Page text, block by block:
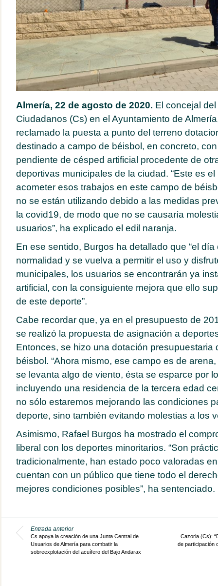
Almería, 22 de agosto de 2020. El concejal
Ciudadanos (Cs) en el Ayuntamiento de
reclamado la puesta a punto del terreno
destinado a campo de béisbol, en concreto,
pendiente de césped artificial procedente de
deportivas municipales de la ciudad. “Este es
acometer esos trabajos en este campo de
no se están utilizando debido a las medidas
la covid19, de modo que no se causaría
usuarios”, ha explicado el edil naranja.
En ese sentido, Burgos ha detallado que “el
normalidad y se vuelva a permitir el uso y
municipales, los usuarios se encontrarán ya
artificial, con la consiguiente mejora que ello
de este deporte”.
Cabe recordar que, ya en el presupuesto de
se realizó la propuesta de asignación a
Entonces, se hizo una dotación presupuestaria
béisbol. “Ahora mismo, ese campo es de
se levanta algo de viento, ésta se esparce por
incluyendo una residencia de la tercera edad
no sólo estaremos mejorando las condiciones
deporte, sino también evitando molestias a los
Asimismo, Rafael Burgos ha mostrado el
liberal con los deportes minoritarios. “Son
tradicionalmente, han estado poco valoradas
cuentan con un público que tiene todo el
mejores condiciones posibles”, ha sentenciado.
Entrada anterior
Cs apoya la creación de una Junta Central de
Usuarios de Almería para combatir la
sobreexplotación del acuífero del Bajo Andarax
Cazorla (Cs):
de participación